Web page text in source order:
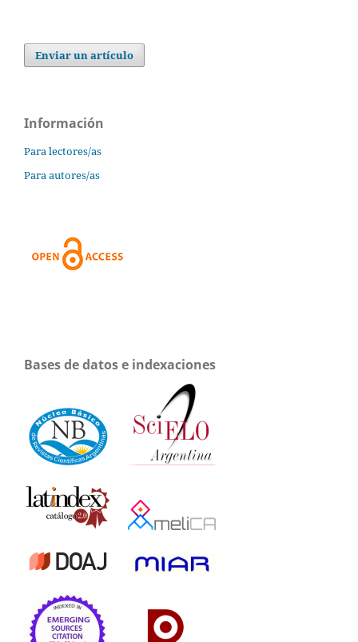
Enviar un artículo
Información
Para lectores/as
Para autores/as
Bases de datos e indexaciones